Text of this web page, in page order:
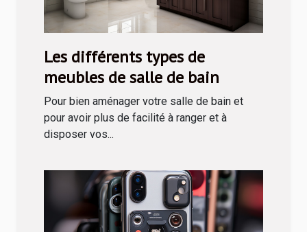
Les différents types de
meubles de salle de bain
Pour bien aménager votre salle de bain et
pour avoir plus de facilité à ranger et à
disposer vos...